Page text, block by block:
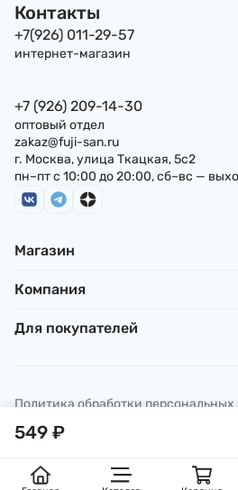
549 ₽
Контакты
+7(926) 011-29-57
интернет-магазин
+7 (926) 209-14-30
оптовый отдел
zakaz@fuji-san.ru
г. Москва, улица Ткацкая, 5с2
пн–пт с 10:00 до 20:00, сб–вс —
Магазин
Компания
Для покупателей
Политика обработки